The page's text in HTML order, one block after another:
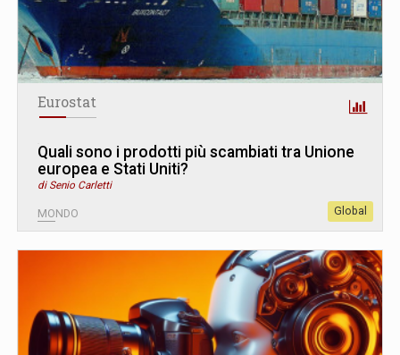
Eurostat
Quali sono i prodotti più scambiati tra Unione
europea e Stati Uniti?
di Senio Carletti
MONDO Global